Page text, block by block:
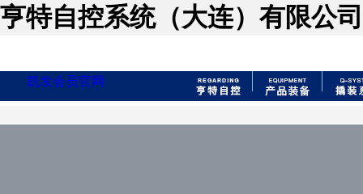
亨特自控系统（大连）有限公
凯发会员官网